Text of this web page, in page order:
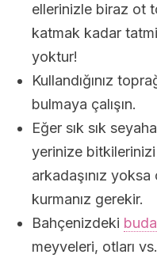
ellerinizle biraz ot
katmak kadar
yoktur!
Kullandığınız
bulmaya çalışın.
Eğer sık sık
yerinize
arkadaşınız
kurmanız gerekir.
Bahçenizdeki
meyveleri, otları